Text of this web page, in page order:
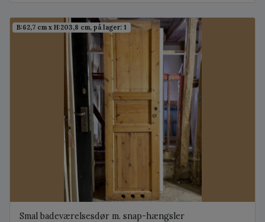
B:62,7 cm x H:203,8 cm, på lager: 1
Smal badeværelsesdør m. snap-hængsler